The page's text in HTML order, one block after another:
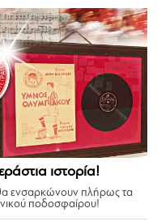
ιστορία!
θα ενσαρκώνουν πλήρως τα
ποδοσφαίρου!